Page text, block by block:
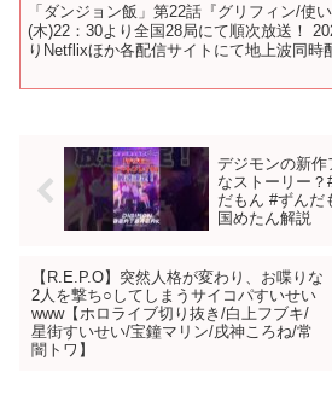
「ダンジョン飯」第22話『グリフィン/使
(木)22：30より全国28局にて順次放送！
りNetflixほか各配信サイトにて地上波同時
デジモンの新作
なストーリー
だもん #ずんだ
国めたん解説
【R.E.P.O】突然人格が変わり、お喋りな
2人を撃ち○してしまうサイコパすいせい
www【ホロライブ切り抜き/白上フブキ/
星街すいせい/宝鐘マリン/戌神ころね/常
闇トワ】